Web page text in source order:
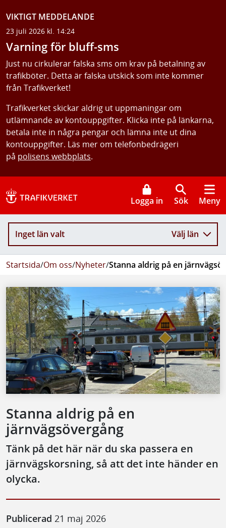
VIKTIGT MEDDELANDE
23 juli 2026 kl. 14:24
Varning för bluff-sms
Just nu cirkulerar falska sms om krav på betalning av
trafikböter. Detta är falska utskick som inte kommer
från Trafikverket!
Trafikverket skickar aldrig ut uppmaningar om
utlämnande av kontouppgifter. Klicka inte på länkarna,
betala inte in några pengar och lämna inte ut dina
kontouppgifter. Läs mer om telefonbedrägeri
på polisens webbplats.
Logga in Sök Meny
Inget län valt Välj län
Startsida/Om oss/Nyheter/Stanna aldrig på en
Stanna aldrig på en
järnvägsövergång
Tänk på det här när du ska passera en
järnvägskorsning, så att det inte händer en
olycka.
Publicerad 21 maj 2026